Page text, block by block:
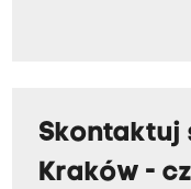
Skontaktuj
Kraków -